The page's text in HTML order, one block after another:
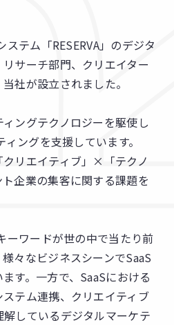
テム「RESERVA」のデジタ
サーチ部門、クリエイター
社が設立されました。
ングテクノロジーを駆使し
ングを支援しています。
リエイティブ」×「テクノ
企業の集客に関する課題を
ーワードが世の中で当たり前
々なビジネスシーンでSaaS
す。一方で、SaaSにおける
テム連携、クリエイティブ
しているデジタルマーケテ